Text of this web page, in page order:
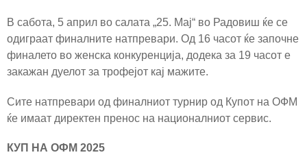
В сабота, 5 април во салата „25. Мај“ во Радовиш ќе се
одиграат финалните натпревари. Од 16 часот ќе започне
финалето во женска конкуренција, додека за 19 часот е
закажан дуелот за трофејот кај мажите.
Сите натпревари од финалниот турнир од Купот на ОФМ
ќе имаат директен пренос на националниот сервис.
КУП НА ОФМ 2025